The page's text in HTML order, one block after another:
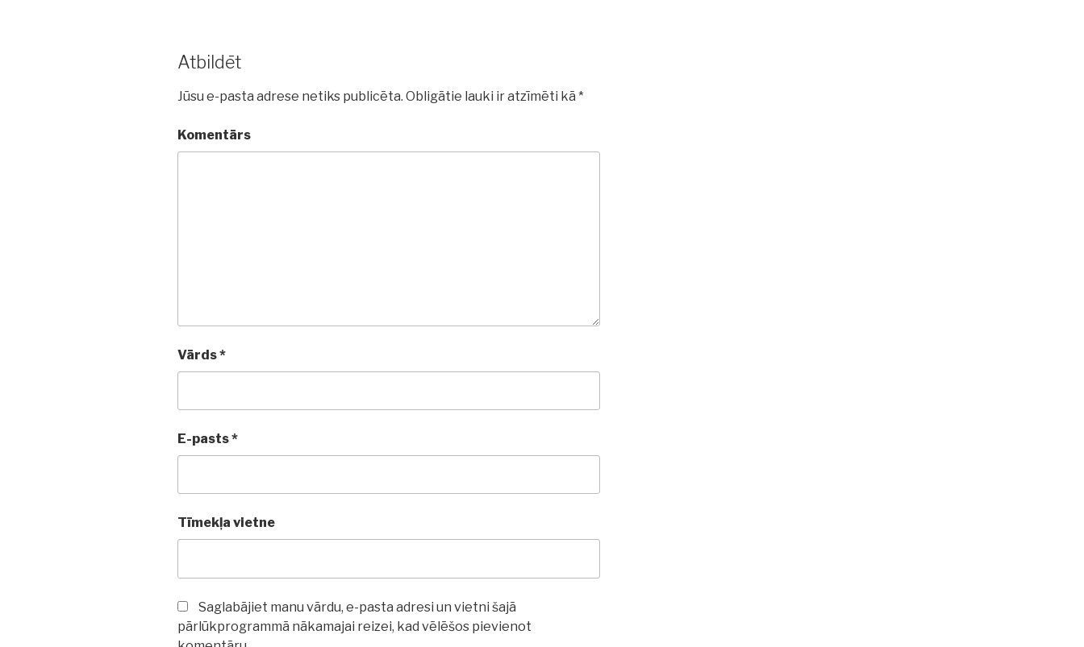
Atbildēt
Jūsu e-pasta adrese netiks publicēta. Obligātie lauki ir atzīmēti kā *
Komentārs
Vārds*
E-pasts*
Tīmekļa vietne
Saglabājiet manu vārdu, e-pasta adresi un vietni šajā
pārlūkprogrammā nākamajai reizei, kad vēlēšos pievienot